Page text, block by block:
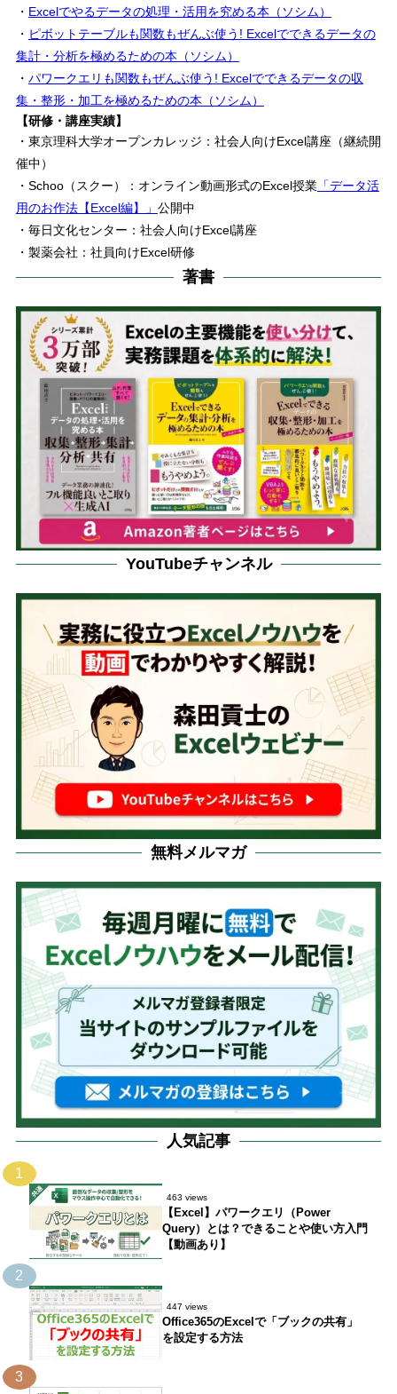
・ Excelでやるデータの処理・活用を究める本（ソシム）
・ ピボットテーブルも関数もぜんぶ使う! Excelでできるデータの
集計・分析を極めるための本（ソシム）
・ パワークエリも関数もぜんぶ使う! Excelでできるデータの収
集・整形・加工を極めるための本（ソシム）
【研修・講座実績】
・東京理科大学オープンカレッジ：社会人向けExcel講座（継続開
催中）
・Schoo（スクー）：オンライン動画形式のExcel授業「データ活
用のお作法【Excel編】」 公開中
・毎日文化センター：社会人向けExcel講座
・製薬会社：社員向けExcel研修
著書
YouTubeチャンネル
無料メルマガ
人気記事
1
463 views
【Excel】パワークエリ（Power
Query）とは？できることや使い方入門
【動画あり】
2
447 views
Office365のExcelで「ブックの共有」
を設定する方法
3